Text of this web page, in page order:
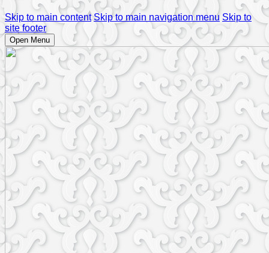
Skip to main content Skip to main navigation menu Skip to
site footer
Open Menu